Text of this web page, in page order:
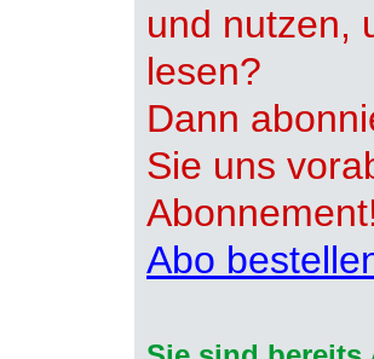
und nutzen,
lesen?
Dann
Sie uns
Abo